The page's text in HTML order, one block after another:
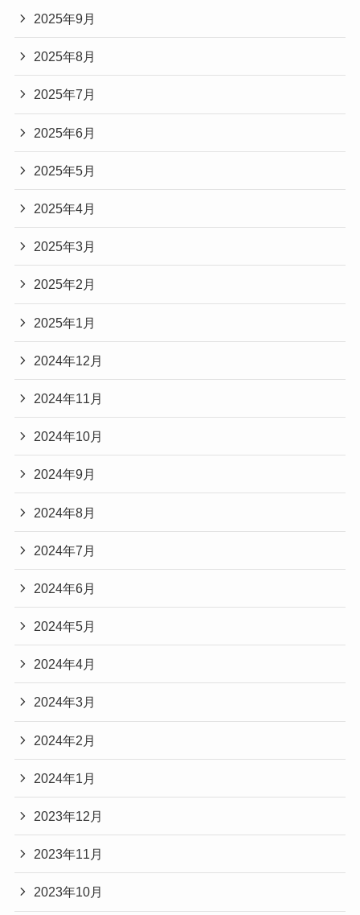
2025年9月
2025年8月
2025年7月
2025年6月
2025年5月
2025年4月
2025年3月
2025年2月
2025年1月
2024年12月
2024年11月
2024年10月
2024年9月
2024年8月
2024年7月
2024年6月
2024年5月
2024年4月
2024年3月
2024年2月
2024年1月
2023年12月
2023年11月
2023年10月